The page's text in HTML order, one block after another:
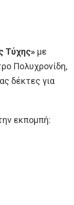
Τύχης» με
Πολυχρονίδη,
δέκτες για
εκπομπή: